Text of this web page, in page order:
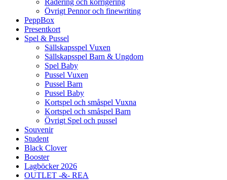
Radering och korrigering
Övrigt Pennor och finewriting
PeppBox
Presentkort
Spel & Pussel
Sällskapsspel Vuxen
Sällskapsspel Barn & Ungdom
Spel Baby
Pussel Vuxen
Pussel Barn
Pussel Baby
Kortspel och småspel Vuxna
Kortspel och småspel Barn
Övrigt Spel och pussel
Souvenir
Student
Black Clover
Booster
Lagböcker 2026
OUTLET -&- REA